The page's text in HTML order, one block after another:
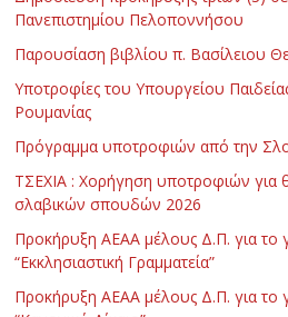
Πανεπιστημίου Πελοποννήσου
Παρουσίαση βιβλίου π. Βασίλειου
Υποτροφίες του Υπουργείου
Ρουμανίας
Πρόγραμμα υποτροφιών από την
ΤΣΕΧΙΑ : Χορήγηση υποτροφιών για
σλαβικών σπουδών 2026
Προκήρυξη ΑΕΑΑ μέλους Δ.Π. για το
“Εκκλησιαστική Γραμματεία”
Προκήρυξη ΑΕΑΑ μέλους Δ.Π. για το